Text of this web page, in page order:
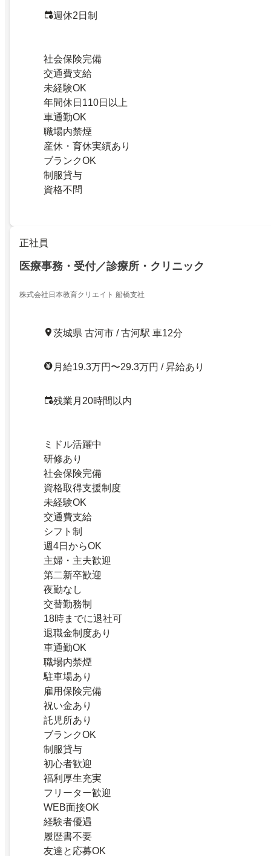
週休2日制
社会保険完備
交通費支給
未経験OK
年間休日110日以上
車通勤OK
職場内禁煙
産休・育休実績あり
ブランクOK
制服貸与
資格不問
正社員
医療事務・受付／診療所・クリニック
株式会社日本教育クリエイト 船橋支社
茨城県 古河市 / 古河駅 車12分
月給19.3万円〜29.3万円 / 昇給あり
残業月20時間以内
ミドル活躍中
研修あり
社会保険完備
資格取得支援制度
未経験OK
交通費支給
シフト制
週4日からOK
主婦・主夫歓迎
第二新卒歓迎
夜勤なし
交替勤務制
18時までに退社可
退職金制度あり
車通勤OK
職場内禁煙
駐車場あり
雇用保険完備
祝い金あり
託児所あり
ブランクOK
制服貸与
初心者歓迎
福利厚生充実
フリーター歓迎
WEB面接OK
経験者優遇
履歴書不要
友達と応募OK